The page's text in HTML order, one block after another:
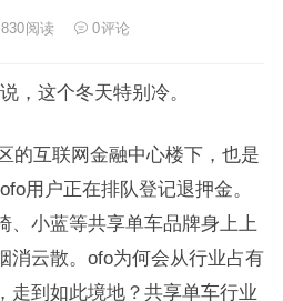
阅读 0评论
，这个冬天特别冷。
的互联网金融中心楼下，也是
用户正在排队登记退押金。
、小蓝等共享单车品牌身上上
消云散。ofo为何会从行业占有
走到如此境地？共享单车行业